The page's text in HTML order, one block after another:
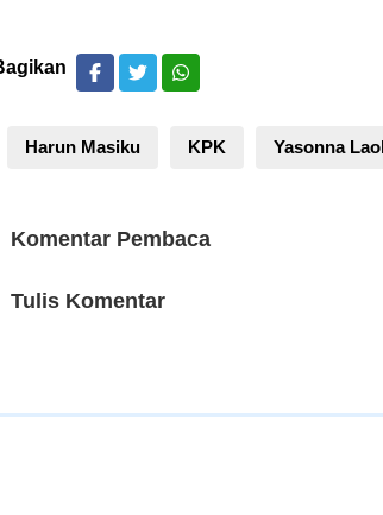
Harun Masiku KPK Yasonna
Komentar Pembaca
Tulis Komentar